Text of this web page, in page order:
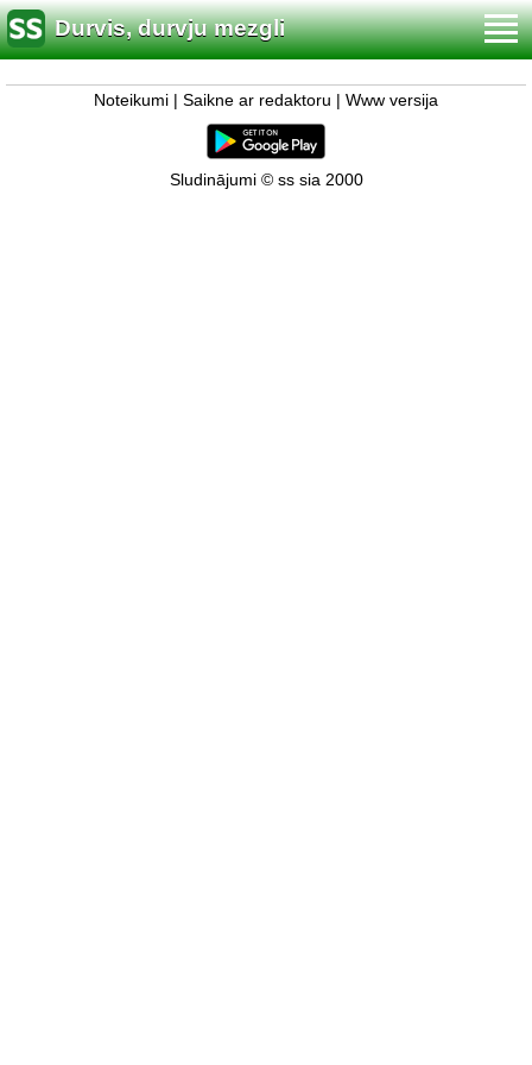
Durvis, durvju mezgli
Noteikumi Saikne ar redaktoru Www versija
Sludinājumi © ss sia 2000